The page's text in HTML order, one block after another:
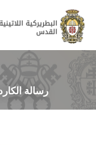
رسالة